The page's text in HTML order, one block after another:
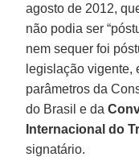
agosto de 2012,
não podia ser
nem sequer foi
legislação vigente,
parâmetros da
do Brasil e da
Internacional do
signatário.